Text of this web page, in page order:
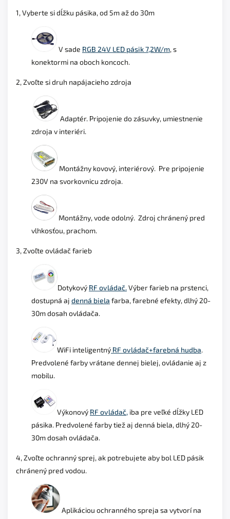
1, Vyberte si dĺžku pásika, od 5m až do 30m
V sade RGB 24V LED pásik 7,2W/m, s
konektormi na oboch koncoch.
2, Zvoľte si druh napájacieho zdroja
Adaptér. Pripojenie do zásuvky, umiestnenie
zdroja v interiéri.
Montážny kovový, interiérový. Pre pripojenie
230V na svorkovnicu zdroja.
Montážny, vode odolný. Zdroj chránený pred
vlhkosťou, prachom.
3, Zvoľte ovládač farieb
Dotykový RF ovládač.Výber farieb na prstenci,
dostupná aj denná biela farba, farebné efekty, dlhý 20-
30m dosah ovládača.
WiFi inteligentný RF ovládač+farebná hudba.
Predvolené farby vrátane dennej bielej, ovládanie aj z
mobilu.
Výkonový RF ovládač, iba pre veľké dĺžky LED
pásika. Predvolené farby tiež aj denná biela, dlhý 20-
30m dosah ovládača.
4, Zvoľte ochranný sprej, ak potrebujete aby bol LED pásik
chránený pred vodou.
Aplikáciou ochranného spreja sa vytvorí na